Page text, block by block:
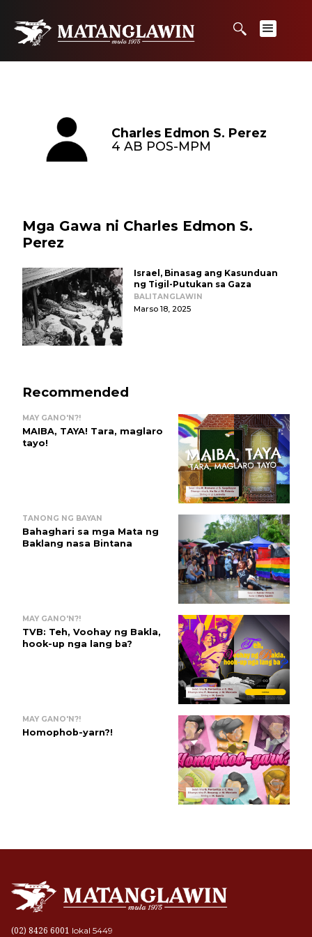
Charles Edmon S. Perez
4 AB POS-MPM
Mga Gawa ni Charles Edmon S.
Perez
Israel, Binasag ang Kasunduan
ng Tigil-Putukan sa Gaza
BALITANGLAWIN
Marso 18, 2025
Recommended
MAY GANO'N?!
MAIBA, TAYA! Tara, maglaro
tayo!
TANONG NG BAYAN
Bahaghari sa mga Mata ng
Baklang nasa Bintana
MAY GANO'N?!
TVB: Teh, Voohay ng Bakla,
hook-up nga lang ba?
MAY GANO'N?!
Homophob-yarn?!
(02) 8426 6001 lokal 5449